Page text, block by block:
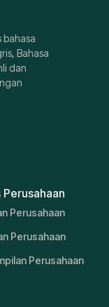
bahasa
Bahasa
dan
Perusahaan
Perusahaan
Perusahaan
Perusahaan